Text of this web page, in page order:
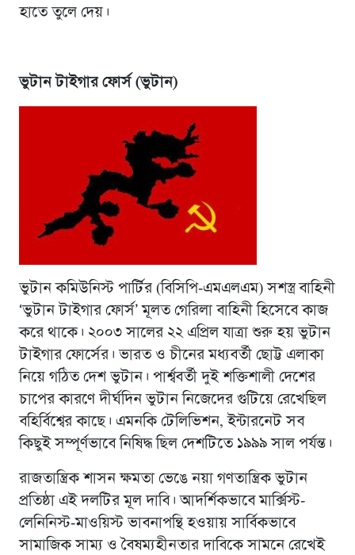
হাতে তুলে দেয়।
ভুটান টাইগার ফোর্স (ভুটান)
ভুটান কমিউনিস্ট পার্টির (বিসিপি-এমএলএম) সশস্ত্র বাহিনী
‘ভুটান টাইগার ফোর্স’ মূলত গেরিলা বাহিনী হিসেবে কাজ
করে থাকে। ২০০৩ সালের ২২ এপ্রিল যাত্রা শুরু হয় ভুটান
টাইগার ফোর্সের। ভারত ও চীনের মধ্যবর্তী ছোট্ট এলাকা
নিয়ে গঠিত দেশ ভুটান। পার্শ্ববর্তী দুই শক্তিশালী দেশের
চাপের কারণে দীর্ঘদিন ভুটান নিজেদের গুটিয়ে রেখেছিল
বহির্বিশ্বের কাছে। এমনকি টেলিভিশন, ইন্টারনেট সব
কিছুই সম্পূর্ণভাবে নিষিদ্ধ ছিল দেশটিতে ১৯৯৯ সাল পর্যন্ত।
রাজতান্ত্রিক শাসন ক্ষমতা ভেঙে নয়া গণতান্ত্রিক ভুটান
প্রতিষ্ঠা এই দলটির মূল দাবি। আদর্শিকভাবে মার্ক্সিস্ট-
লেনিনিস্ট-মাওয়িস্ট ভাবনাপন্থি হওয়ায় সার্বিকভাবে
সামাজিক সাম্য ও বৈষম্যহীনতার দাবিকে সামনে রেখেই